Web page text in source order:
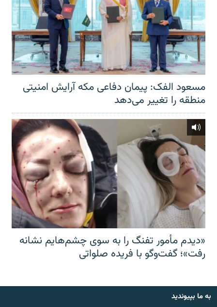
مسعود الفک: پیمان دفاعی مکه آرایش امنیتی
منطقه را تغییر می‌دهد
«دیدم مأمور تفنگ را به سوی چشم‌هایم نشانه
رفت»؛ گفت‌و‌گو با فریده صلواتی
به ما بپیوندید